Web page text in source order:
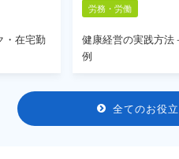
・在宅勤
労務・労働
健康経営の実践方法
例
全てのお役